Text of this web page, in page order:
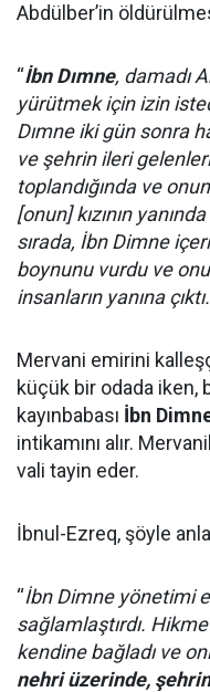
Abdülber’in
“İbn Dımne, damadı
yürütmek için izin
Dımne iki gün sonra
ve şehrin ileri
toplandığında ve
[onun] kızının
sırada, İbn Dimne
boynunu vurdu ve
insanların yanına çıktı.
Mervani emirini
küçük bir odada iken,
kayınbabası İbn
intikamını alır.
vali tayin eder.
İbnul-Ezreq, şöyle
“İbn Dimne yönetimi
sağlamlaştırdı.
kendine bağladı ve
nehri üzerinde,